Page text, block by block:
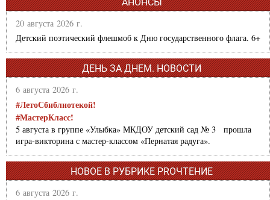
20 августа 2026 г.
Детский поэтический флешмоб к Дню государственного флага. 6+
ДЕНЬ ЗА ДНЕМ. НОВОСТИ
6 августа 2026 г.
#ЛетоСбиблиотекой!
#МастерКласс!
5 августа в группе «Улыбка» МКДОУ детский сад № 3 прошла
игра-викторина с мастер-классом «Пернатая радуга».
НОВОЕ В РУБРИКЕ PROЧТЕНИЕ
6 августа 2026 г.